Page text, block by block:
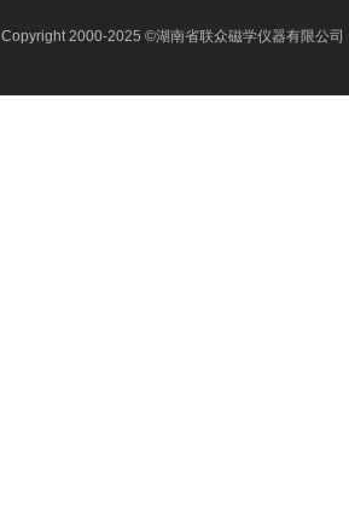
Copyright 2000-2025 ©湖南省联众磁学仪器有限公